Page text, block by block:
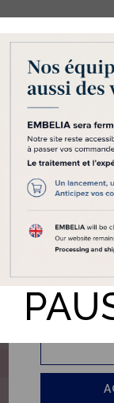
Les
vous
qualité
Embelia
notamment
proposer
permettre
besoin de
Accepter
plus
utilisons et
cliquez pas
n’utiliserons